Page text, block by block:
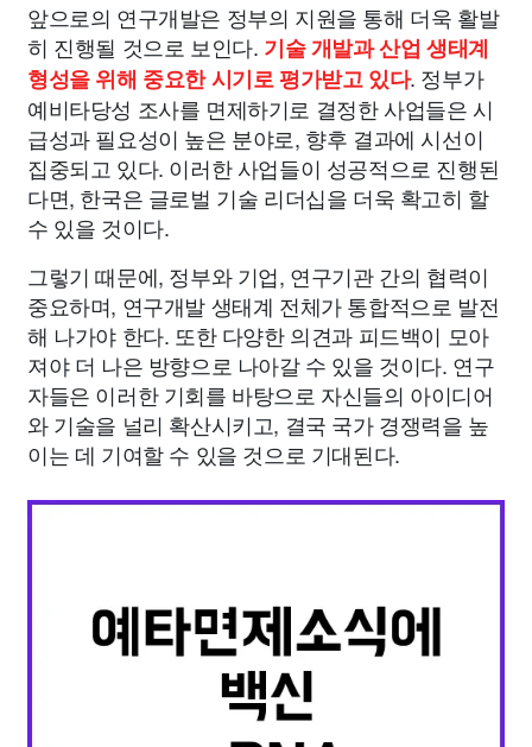
앞으로의 연구개발은 정부의 지원을 통해 더욱 활발
히 진행될 것으로 보인다. 기술 개발과 산업 생태계
형성을 위해 중요한 시기로 평가받고 있다. 정부가
예비타당성 조사를 면제하기로 결정한 사업들은 시
급성과 필요성이 높은 분야로, 향후 결과에 시선이
집중되고 있다. 이러한 사업들이 성공적으로 진행된
다면, 한국은 글로벌 기술 리더십을 더욱 확고히 할
수 있을 것이다.
그렇기 때문에, 정부와 기업, 연구기관 간의 협력이
중요하며, 연구개발 생태계 전체가 통합적으로 발전
해 나가야 한다. 또한 다양한 의견과 피드백이 모아
져야 더 나은 방향으로 나아갈 수 있을 것이다. 연구
자들은 이러한 기회를 바탕으로 자신들의 아이디어
와 기술을 널리 확산시키고, 결국 국가 경쟁력을 높
이는 데 기여할 수 있을 것으로 기대된다.